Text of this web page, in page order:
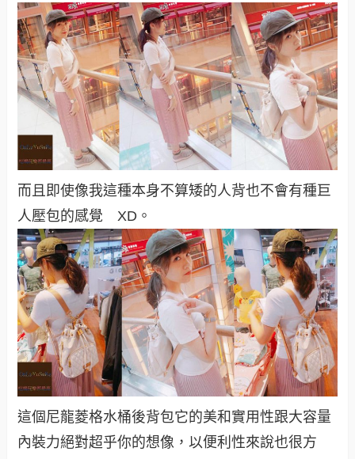
而且即使像我這種本身不算矮的人背也不會有種巨
人壓包的感覺 XD。
這個尼龍菱格水桶後背包它的美和實用性跟大容量
內裝力絕對超乎你的想像，以便利性來說也很方